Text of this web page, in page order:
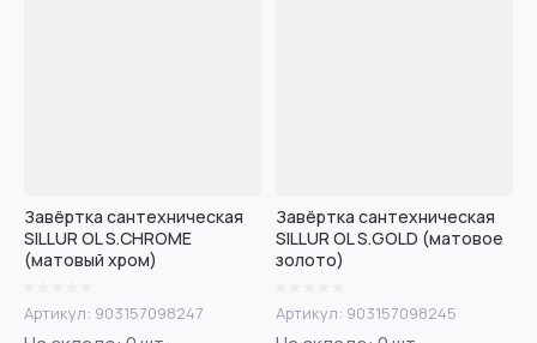
Завёртка сантехническая
SILLUR OL S.CHROME
(матовый хром)
Артикул: 903157098247
Завёртка сантехническая
SILLUR OL S.GOLD (матовое
золото)
Артикул: 903157098245